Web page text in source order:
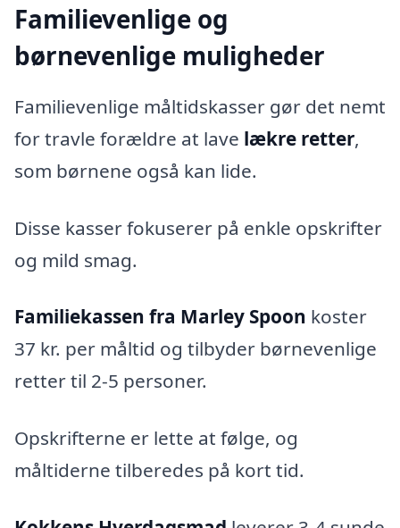
Familievenlige og
børnevenlige muligheder
Familievenlige måltidskasser gør det nemt
for travle forældre at lave lækre retter,
som børnene også kan lide.
Disse kasser fokuserer på enkle opskrifter
og mild smag.
Familiekassen fra Marley Spoon koster
37 kr. per måltid og tilbyder børnevenlige
retter til 2-5 personer.
Opskrifterne er lette at følge, og
måltiderne tilberedes på kort tid.